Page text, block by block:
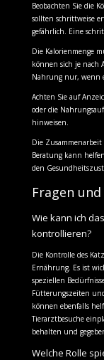
Beobachten Sie die
sollten schrittweise
gefährlich. Eine
Die Kalorienmenge
können sich je nach
Nahrung nur, wenn
Achten Sie auf
oder die
hinweisen.
Die
Beratung kann
den
Fragen
Wie kann ich
kontrollieren?
Die Kontrolle des
Ernährung. Es ist
speziellen
Fütterungszeiten
können ebenfalls
Tierarztbesuche
behalten und
Welche Rolle